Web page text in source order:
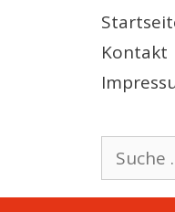
Kontakt
Suche
nach: